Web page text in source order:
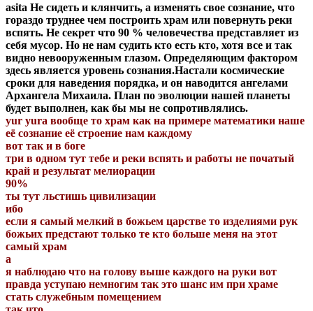
asita Не сидеть и клянчить, а изменять свое сознание, что
гораздо труднее чем построить храм или повернуть реки
вспять. Не секрет что 90 % человечества представляет из
себя мусор. Но не нам судить кто есть кто, хотя все и так
видно невооруженным глазом. Определяющим фактором
здесь является уровень сознания.Настали космические
сроки для наведения порядка, и он наводится ангелами
Архангела Михаила. План по эволюции нашей планеты
будет выполнен, как бы мы не сопротивлялись.
yur yura вообще то храм как на примере математики наше
её сознание её строение нам каждому
вот так и в боге
три в одном тут тебе и реки вспять и работы не початый
край и результат мелиорации
90%
ты тут льстишь цивилизации
ибо
если я самый мелкий в божьем царстве то изделиями рук
божьих предстают только те кто больше меня на этот
самый храм
а
я наблюдаю что на голову выше каждого на руки вот
правда уступаю немногим так это шанс им при храме
стать служебным помещением